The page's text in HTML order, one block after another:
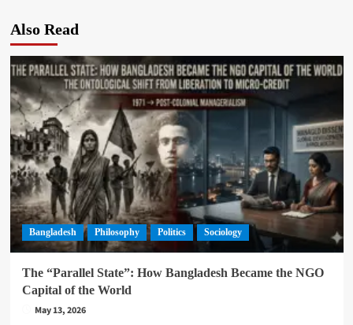
Also Read
Bangladesh Philosophy Politics Sociology
The “Parallel State”: How Bangladesh Became the NGO
Capital of the World
May 13, 2026